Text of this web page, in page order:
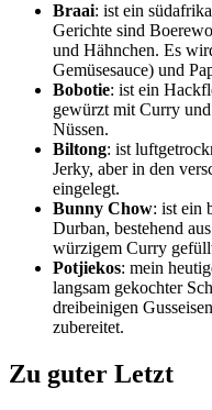
Braai: ist ein
Gerichte sind
und Hähnchen. Es
Gemüsesauce) und
Bobotie: ist ein
gewürzt mit Curry
Nüssen.
Biltong: ist
Jerky, aber in den
eingelegt.
Bunny Chow: ist ein
Durban, bestehend
würzigem Curry
Potjiekos: mein
langsam gekochter
dreibeinigen
zubereitet.
Zu guter Letzt